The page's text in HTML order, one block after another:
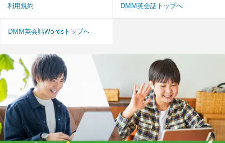
利用規約 DMM英会話トップへ
DMM英会話Wordsトップへ